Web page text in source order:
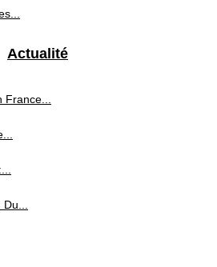
Actualité